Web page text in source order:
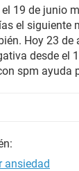
19 de junio
el siguiente
Hoy 23 de
desde el
spm ayuda
ansiedad